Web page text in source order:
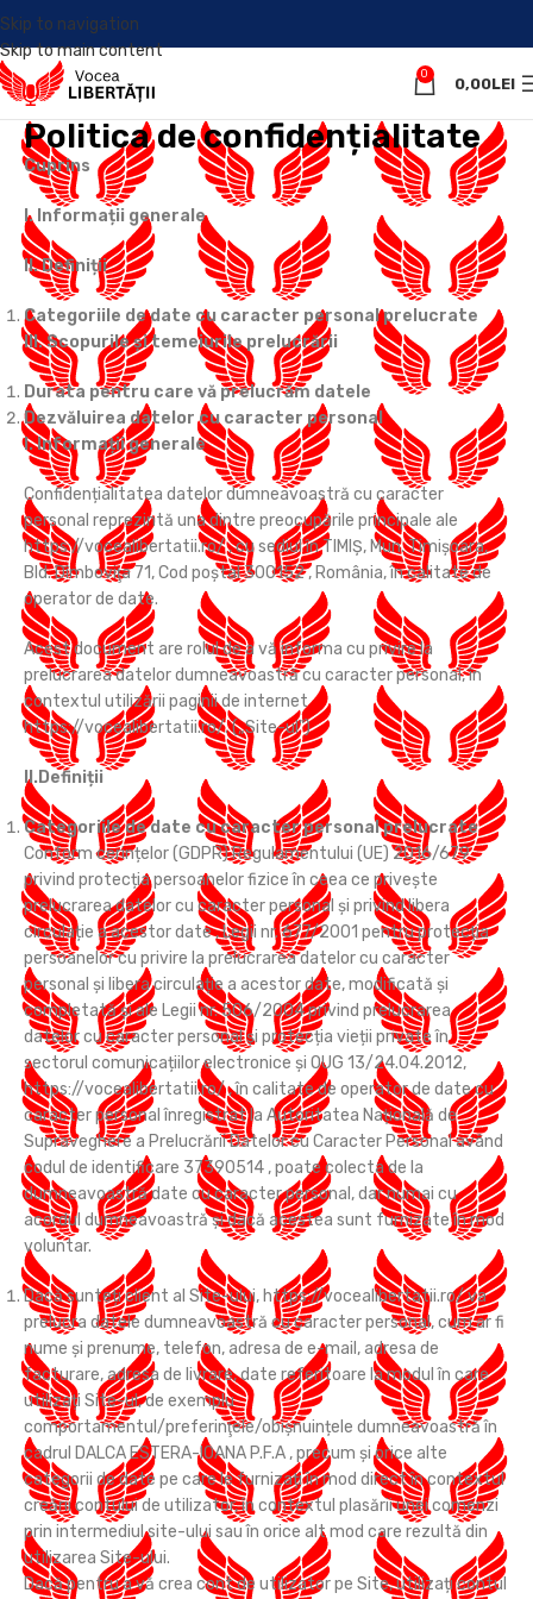
Skip to navigation
Skip to main content
0
0,00LEI
Politica de confidențialitate
Cuprins
I. Informații generale
II. Definiții
Categoriile de date cu caracter personal prelucrate
III. Scopurile și temeiurile prelucrării
Durata pentru care vă prelucrăm datele
Dezvăluirea datelor cu caracter personal
I. Informații generale
Confidențialitatea datelor dumneavoastră cu caracter
personal reprezintă una dintre preocupările principale ale
https://vocealibertatii.ro/ , cu sediul înTIMIŞ, Mun. Timişoara,
Bld. Dîmboviţa 71, Cod poștal 300152 , România, în calitate de
operator de date.
Acest document are rolul de a vă informa cu privire la
prelucrarea datelor dumneavoastră cu caracter personal, în
contextul utilizării paginii de internet
https://vocealibertatii.ro/. („Site-ul”)
II.Definiții
Categoriile de date cu caracter personal prelucrate
Conform cerințelor (GDPR) Regulamentului (UE) 2016/679
privind protecția persoanelor fizice în ceea ce privește
prelucrarea datelor cu caracter personal și privind libera
circulație a acestor date , Legii nr. 677/2001 pentru protecția
persoanelor cu privire la prelucrarea datelor cu caracter
personal și libera circulație a acestor date, modificată și
completată și ale Legii nr. 506/2004 privind prelucrarea
datelor cu caracter personal și protecția vieții private în
sectorul comunicațiilor electronice și OUG 13/24.04.2012,
https://vocealibertatii.ro/ , în calitate de operator de date cu
caracter personal înregistrat la Autoritatea Națională de
Supraveghere a Prelucrării Datelor cu Caracter Personal având
codul de identificare 37390514 , poate colecta de la
dumneavoastră date cu caracter personal, dar numai cu
acordul dumneavoastră și dacă acestea sunt furnizate în mod
voluntar.
Dacă sunteți client al Site-ului, https://vocealibertatii.ro/ va
prelucra datele dumneavoastră cu caracter personal, cum ar fi
nume şi prenume, telefon, adresa de e-mail, adresa de
facturare, adresa de livrare, date referitoare la modul în care
utilizați Site-ul, de exemplu
comportamentul/preferinţele/obişnuințele dumneavoastră în
cadrul DALCA ESTERA-IOANA P.F.A , precum și orice alte
categorii de date pe care le furnizați în mod direct în contextul
creării contului de utilizator, în contextul plasării unei comenzi
prin intermediul site-ului sau în orice alt mod care rezultă din
utilizarea Site-ului.
Dacă pentru a vă crea cont de utilizator pe Site, utilizați contul